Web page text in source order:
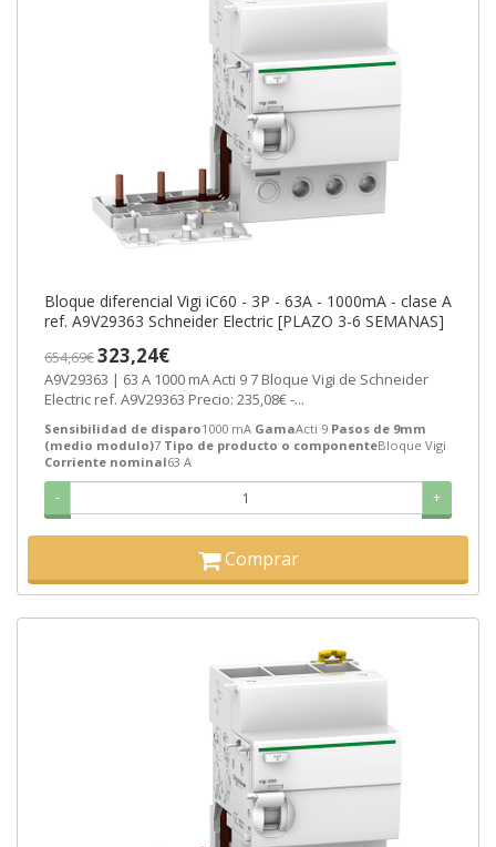
Bloque diferencial Vigi iC60 - 3P - 63A - 1000mA - clase A
ref. A9V29363 Schneider Electric [PLAZO 3-6 SEMANAS]
654,69€323,24€
A9V29363 | 63 A 1000 mA Acti 9 7 Bloque Vigi de Schneider
Electric ref. A9V29363 Precio: 235,08€ -...
Sensibilidad de disparo1000 mA GamaActi 9 Pasos de 9mm
(medio modulo)7 Tipo de producto o componenteBloque Vigi
Corriente nominal63 A
- +
Comprar